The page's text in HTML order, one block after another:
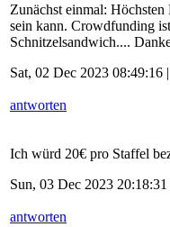
Zunächst einmal:
sein kann. Crowdfunding
Schnitzelsandwich....
Sat, 02 Dec 2023 08:49:16 |
antworten
Ich würd 20€ pro Staffel
Sun, 03 Dec 2023 20:18:31
antworten